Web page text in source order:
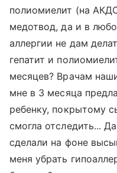
полиомиелит (на
медотвод, да и в
аллергии не дам
гепатит и
месяцев? Врачам
мне в 3 месяца
ребенку, покрытому
смогла отследить...
сделали на фоне
меня убрать